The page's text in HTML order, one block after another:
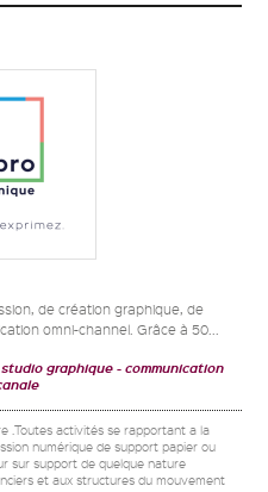
de création graphique, de
omni-channel. Grâce à 50...
studio graphique
communication
.Toutes activités se rapportant a la
numérique de support papier ou
sur support de quelque nature
et aux structures du mouvement